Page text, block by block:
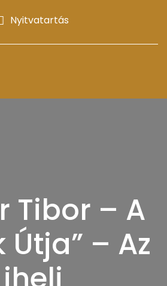
Nyitvatartás
Tibor – A
Útja” – Az